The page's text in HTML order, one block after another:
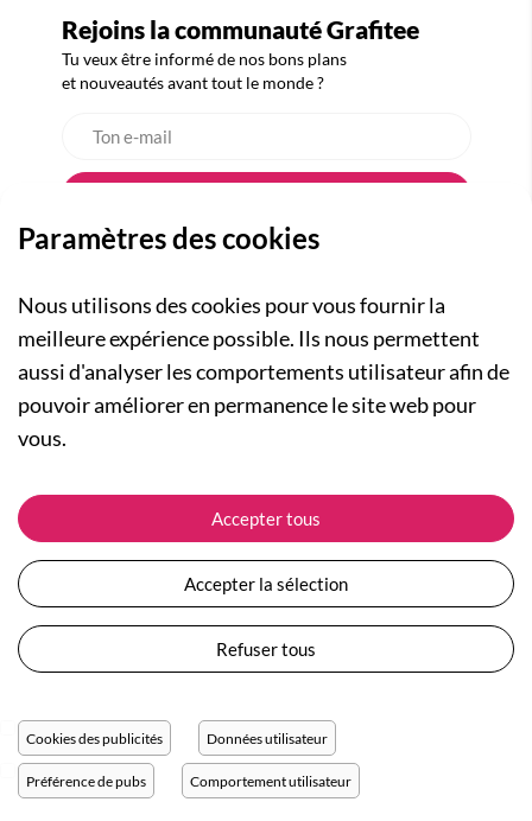
Rejoins la communauté Grafitee
Tu veux être informé de nos bons plans
et nouveautés avant tout le monde ?
A PROPOS
Qui sommes-nous ?
Actualités
Nos engagements
Plan du site
Devenir revendeur
NOS RUBRIQUES
Collection Femme
Collection Enfants
Les Totebags
Nos différents thèmes
ASSISTANCE
Suivre ma commande
Expédition et livraison
Retour et remboursement
Moyens de paiement
Questions / Réponses
Conditions générales de vente
Protection des données personnelles
Réglage des cookies
Paramètres des cookies
Nous utilisons des cookies pour vous fournir la
meilleure expérience possible. Ils nous permettent
aussi d'analyser les comportements utilisateur afin de
pouvoir améliorer en permanence le site web pour
vous.
Accepter tous
Accepter la sélection
Refuser tous
Cookies des publicités Données utilisateur
Préférence de pubs Comportement utilisateur